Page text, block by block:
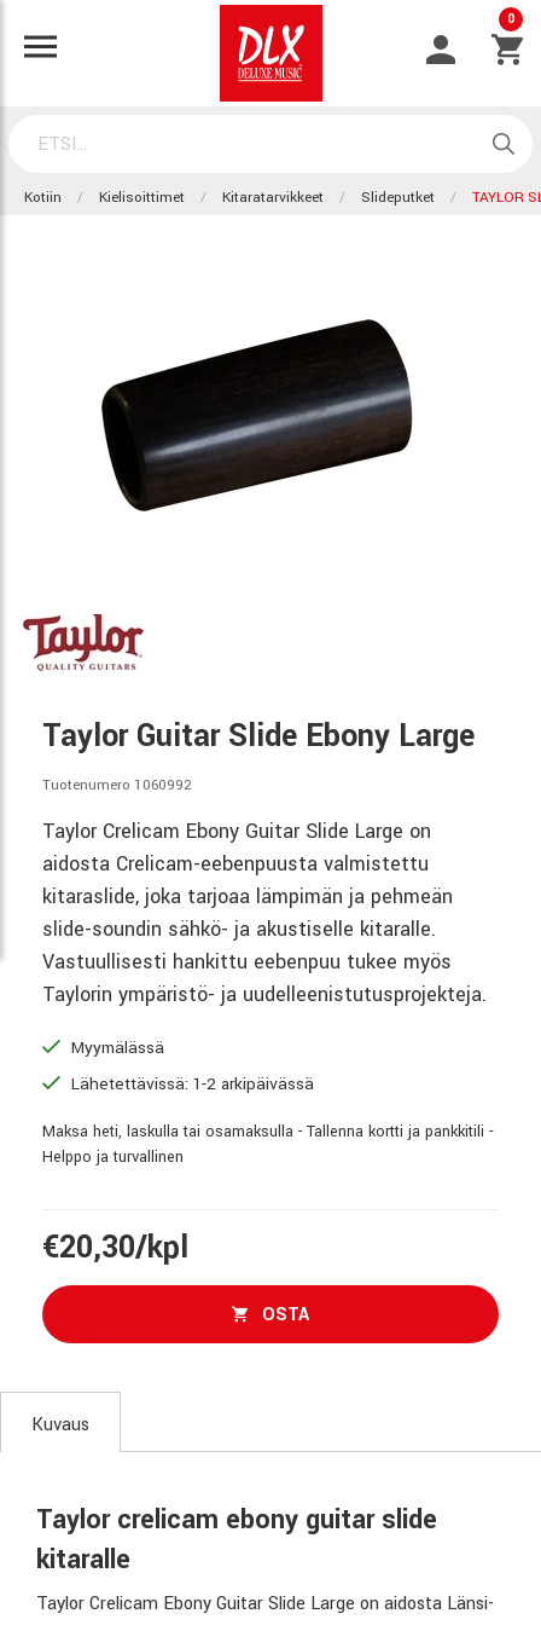
0
Kotiin Kielisoittimet Kitaratarvikkeet Slideputket TAYLOR
Taylor Guitar Slide Ebony Large
Tuotenumero 1060992
Taylor Crelicam Ebony Guitar Slide Large on
aidosta Crelicam-eebenpuusta valmistettu
kitaraslide, joka tarjoaa lämpimän ja pehmeän
slide-soundin sähkö- ja akustiselle kitaralle.
Vastuullisesti hankittu eebenpuu tukee myös
Taylorin ympäristö- ja uudelleenistutusprojekteja.
Myymälässä
Lähetettävissä: 1-2 arkipäivässä
Maksa heti, laskulla tai osamaksulla - Tallenna kortti ja pankkitili -
Helppo ja turvallinen
€20,30/kpl
OSTA
Kuvaus
Taylor crelicam ebony guitar slide
kitaralle
Taylor Crelicam Ebony Guitar Slide Large on aidosta Länsi-